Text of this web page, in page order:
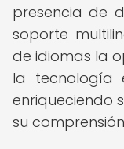
presencia de
soporte
de idiomas la
la tecnología
enriqueciendo
su